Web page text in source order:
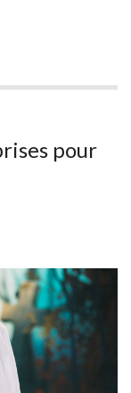
gothiques,
fête
pour